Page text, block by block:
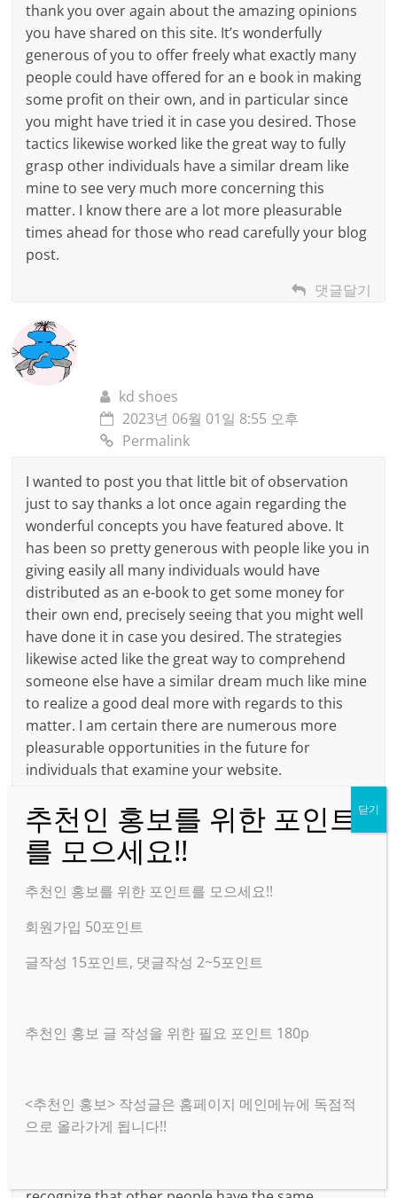
thank you over again about the amazing opinions
you have shared on this site. It’s wonderfully
generous of you to offer freely what exactly many
people could have offered for an e book in making
some profit on their own, and in particular since
you might have tried it in case you desired. Those
tactics likewise worked like the great way to fully
grasp other individuals have a similar dream like
mine to see very much more concerning this
matter. I know there are a lot more pleasurable
times ahead for those who read carefully your blog
post.
댓글달기
kd shoes
2023년 06월 01일 8:55 오후
Permalink
I wanted to post you that little bit of observation
just to say thanks a lot once again regarding the
wonderful concepts you have featured above. It
has been so pretty generous with people like you in
giving easily all many individuals would have
distributed as an e-book to get some money for
their own end, precisely seeing that you might well
have done it in case you desired. The strategies
likewise acted like the great way to comprehend
someone else have a similar dream much like mine
to realize a good deal more with regards to this
matter. I am certain there are numerous more
pleasurable opportunities in the future for
individuals that examine your website.
댓글달기
2023년 06월 02일 10:04 오후
Permalink
guidelines you have provided in this case. It’s quite
advertised for an ebook to help with making some
dough on their own, specifically considering the
추천인 홍보를 위한 포인트를 모으세요!!
회원가입 50포인트
글작성 15포인트, 댓글작성 2~5포인트
추천인 홍보 글 작성을 위한 필요 포인트 180p
<추천인 홍보> 작성글은 홈페이지 메인메뉴에 독점적
으로 올라가게 됩니다!!